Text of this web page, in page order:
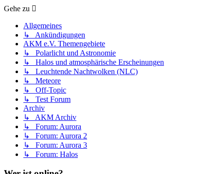
Gehe zu
Allgemeines
↳ Ankündigungen
AKM e.V. Themengebiete
↳ Polarlicht und Astronomie
↳ Halos und atmosphärische Erscheinungen
↳ Leuchtende Nachtwolken (NLC)
↳ Meteore
↳ Off-Topic
↳ Test Forum
Archiv
↳ AKM Archiv
↳ Forum: Aurora
↳ Forum: Aurora 2
↳ Forum: Aurora 3
↳ Forum: Halos